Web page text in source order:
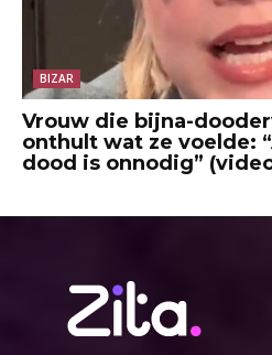
BIZAR
Vrouw die bijna-
onthult wat ze voelde:
dood is onnodig”